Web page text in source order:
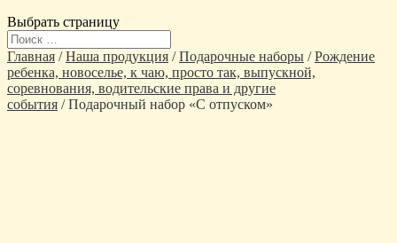
Выбрать страницу
Главная /Наша продукция /Подарочные наборы /Рождение
ребенка, новоселье, к чаю, просто так, выпускной,
соревнования, водительские права и другие
события / Подарочный набор «С отпуском»